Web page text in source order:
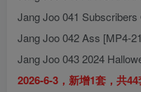
Jang Joo 041
Jang Joo 042 Ass [MP4-
Jang Joo 043 2024
2026-6-3，新增1套，共